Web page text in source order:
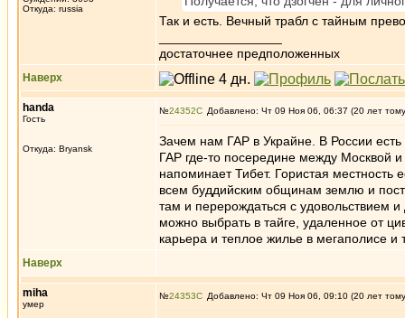
Откуда: russia
Так и есть. Вечный трабл с тайным
достаточнее предположенных
Наверх
handa
Гость
Откуда: Bryansk
№24352 Добавлено: Чт 09 Ноя 06, 06:37 (20 лет
Зачем нам ГАР в Украйне. В России
ГАР где-то посередине между Москвой
напоминает Тибет. Гористая
всем буддийским общинам землю и
там и перерождаться с удовольствием
можно выбрать в тайге, удаленное от
карьера и теплое жилье в мегаполисе
Наверх
miha
умер
№24353 Добавлено: Чт 09 Ноя 06, 09:10 (20 лет